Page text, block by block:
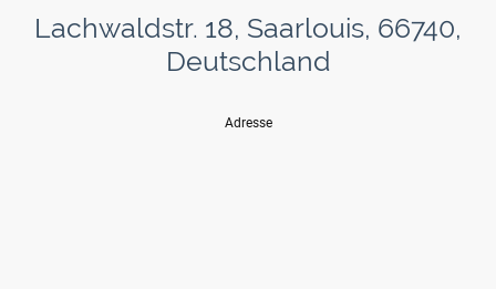
Lachwaldstr. 18, Saarlouis, 66740,
Deutschland
Adresse